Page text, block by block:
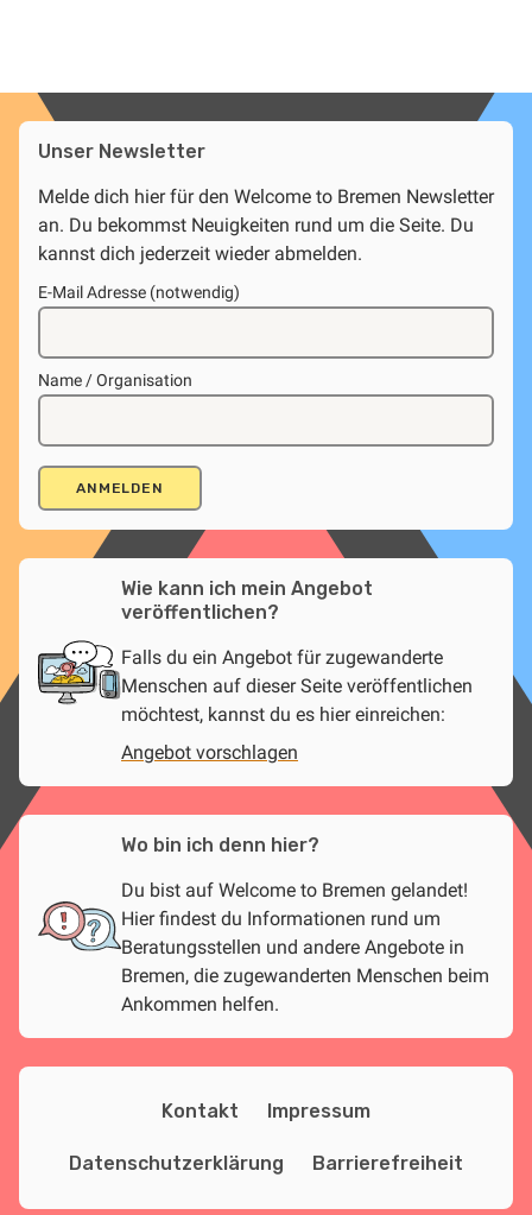
Unser Newsletter
Melde dich hier für den Welcome to Bremen Newsletter
an. Du bekommst Neuigkeiten rund um die Seite. Du
kannst dich jederzeit wieder abmelden.
E-Mail Adresse (notwendig)
Name / Organisation
Wie kann ich mein Angebot
veröffentlichen?
Falls du ein Angebot für zugewanderte
Menschen auf dieser Seite veröffentlichen
möchtest, kannst du es hier einreichen:
Angebot vorschlagen
Wo bin ich denn hier?
Du bist auf Welcome to Bremen gelandet!
Hier findest du Informationen rund um
Beratungsstellen und andere Angebote in
Bremen, die zugewanderten Menschen beim
Ankommen helfen.
Kontakt Impressum
Datenschutzerklärung Barrierefreiheit